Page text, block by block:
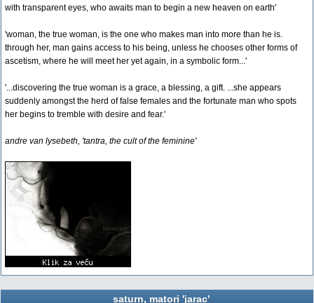
with transparent eyes, who awaits man to begin a new heaven on earth'
'woman, the true woman, is the one who makes man into more than he is.
through her, man gains access to his being, unless he chooses other forms of
ascetism, where he will meet her yet again, in a symbolic form...'
'...discovering the true woman is a grace, a blessing, a gift. ...she appears
suddenly amongst the herd of false females and the fortunate man who spots
her begins to tremble with desire and fear.'
andre van lysebeth, 'tantra, the cult of the feminine'
saturn, matori 'jarac'